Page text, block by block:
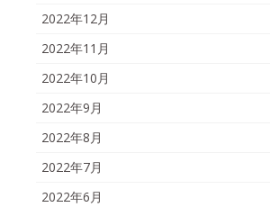
2022年12月
2022年11月
2022年10月
2022年9月
2022年8月
2022年7月
2022年6月